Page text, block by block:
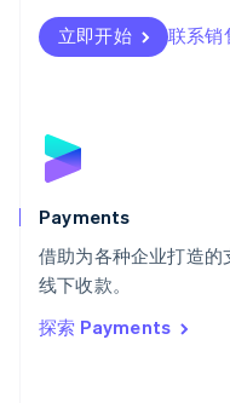
立即开始 联系销
Payments
借助为各种企业打造
线下收款。
探索 Payments
瑞士
DeutschFrançais
English
斯洛文尼亚
泰国
ไทยEnglish
希腊
English
西班牙